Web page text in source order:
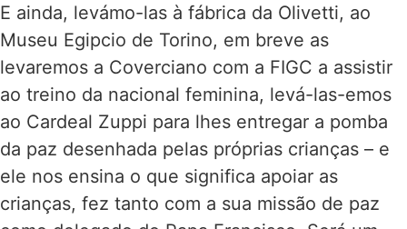
E ainda, levámo-las à fábrica da Olivetti, ao
Museu Egipcio de Torino, em breve as
levaremos a Coverciano com a FIGC a assistir
ao treino da nacional feminina, levá-las-emos
ao Cardeal Zuppi para lhes entregar a pomba
da paz desenhada pelas próprias crianças – e
ele nos ensina o que significa apoiar as
crianças, fez tanto com a sua missão de paz